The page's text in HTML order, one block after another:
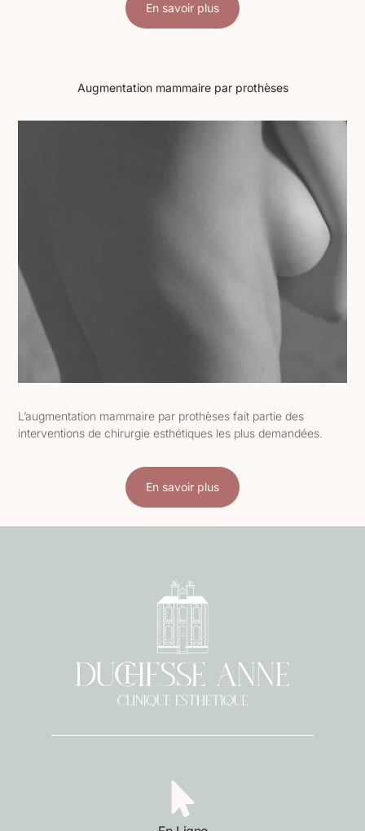
En savoir plus
Augmentation mammaire par prothèses
L’augmentation mammaire par prothèses fait partie des
interventions de chirurgie esthétiques les plus demandées.
En savoir plus